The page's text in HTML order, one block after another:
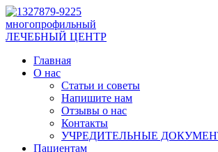
многопрофильный
ЛЕЧЕБНЫЙ ЦЕНТР
Главная
О нас
Статьи и советы
Напишите нам
Отзывы о нас
Контакты
УЧРЕДИТЕЛЬНЫЕ
Пациентам